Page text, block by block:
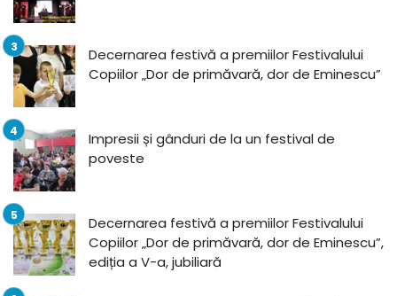
Decernarea festivă a premiilor Festivalului
Copiilor „Dor de primăvară, dor de Eminescu”
Impresii și gânduri de la un festival de
poveste
Decernarea festivă a premiilor Festivalului
Copiilor „Dor de primăvară, dor de Eminescu”,
ediția a V-a, jubiliară